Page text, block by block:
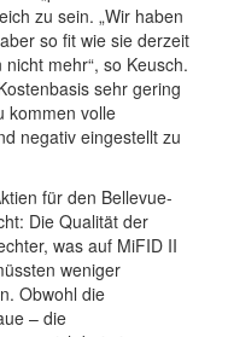
zu sein. „Wir haben
so fit wie sie derzeit
mehr“, so Keusch.
sehr gering
kommen volle
negativ eingestellt zu
für den Bellevue-
Die Qualität der
was auf MiFID II
weniger
Obwohl die
– die